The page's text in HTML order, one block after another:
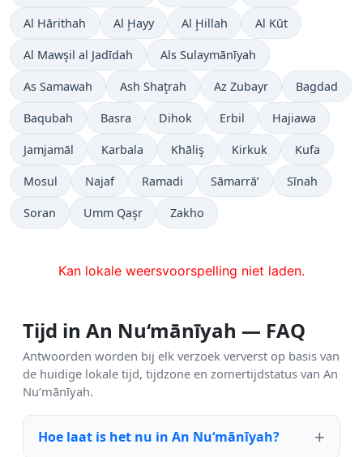
Al Hārithah Al Ḩayy Al Ḩillah Al Kūt
Al Mawşil al Jadīdah Als Sulaymānīyah
As Samawah Ash Shaţrah Az Zubayr Bagdad
Baqubah Basra Dihok Erbil Hajiawa
Jamjamāl Karbala Khāliş Kirkuk Kufa
Mosul Najaf Ramadi Sāmarrā’ Sīnah
Soran Umm Qaşr Zakho
Kan lokale weersvoorspelling niet laden.
Tijd in An Nu‘mānīyah — FAQ
Antwoorden worden bij elk verzoek ververst op basis van
de huidige lokale tijd, tijdzone en zomertijdstatus van An
Nu‘mānīyah.
Hoe laat is het nu in An Nu‘mānīyah?